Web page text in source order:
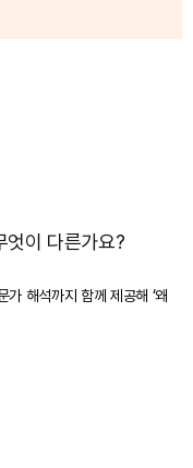
이 다른가요?
해석까지 함께 제공해 ‘왜